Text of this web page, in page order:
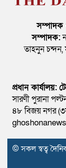
সম্পাদক
সম্পাদক:
তাহনুন চন্দন,
প্রধান কার্যালয়:
সারণী পুরানা
৪৮ বিজয় নগর
© সকল স্বত্ব